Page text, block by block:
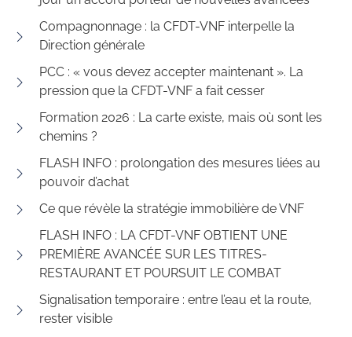
Compagnonnage : la CFDT-VNF interpelle la
Direction générale
PCC : « vous devez accepter maintenant ». La
pression que la CFDT-VNF a fait cesser
Formation 2026 : La carte existe, mais où sont les
chemins ?
FLASH INFO : prolongation des mesures liées au
pouvoir d’achat
Ce que révèle la stratégie immobilière de VNF
FLASH INFO : LA CFDT-VNF OBTIENT UNE
PREMIÈRE AVANCÉE SUR LES TITRES-
RESTAURANT ET POURSUIT LE COMBAT
Signalisation temporaire : entre l’eau et la route,
rester visible